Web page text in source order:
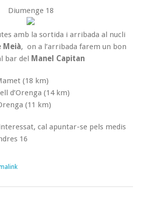
Diumenge 18
amb la sortida i arribada al nucli
Meià, on a l’arribada farem un bon
bar del Manel Capitan
(18 km)
d’Orenga (14 km)
(11 km)
cal apuntar-se pels medis
16